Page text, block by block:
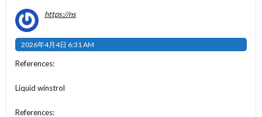
https://ns
2026年4月4日 6:31 AM
References:
Liquid winstrol
References: